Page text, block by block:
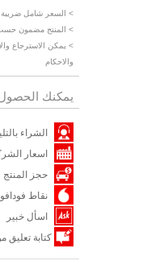
> السعر شامل ضريبة
> المنتج مضمون
والاحكام
يمكنك
الشراء
اسعار
حجز المنتج
نقاط
اسأل خبير
كتابة تعليق